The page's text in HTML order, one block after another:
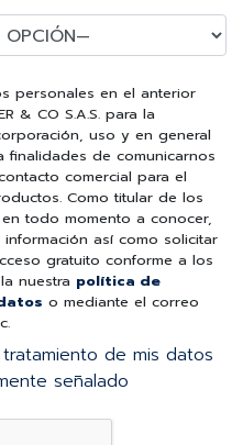
personales en el anterior
& CO S.A.S. para la
uso y en general
de comunicarnos
comercial para el
Como titular de los
todo momento a conocer,
así como solicitar
gratuito conforme a los
nuestra política de
o mediante el correo
de mis datos
señalado